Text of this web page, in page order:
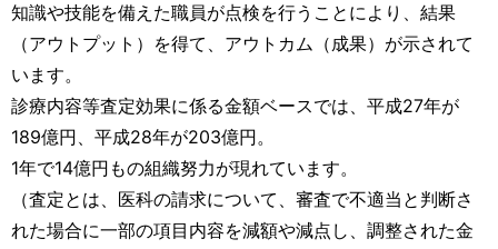
知識や技能を備えた職員が点検を行うことにより、結果
（アウトプット）を得て、アウトカム（成果）が示されて
います。
診療内容等査定効果に係る金額ベースでは、平成27年が
189億円、平成28年が203億円。
1年で14億円もの組織努力が現れています。
（査定とは、医科の請求について、審査で不適当と判断さ
れた場合に一部の項目内容を減額や減点し、調整された金